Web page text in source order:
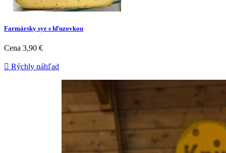
Farmársky syr s hľuzovkou
Cena 3,90 €
 Rýchly náhľad